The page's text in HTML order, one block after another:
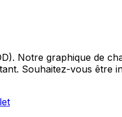
Notre graphique de
Souhaitez-vous